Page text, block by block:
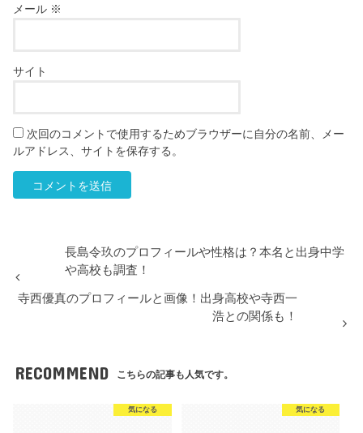
メール ※
サイト
次回のコメントで使用するためブラウザーに自分の名前、メー
ルアドレス、サイトを保存する。
長島令玖のプロフィールや性格は？本名と出身中学
や高校も調査！
寺西優真のプロフィールと画像！出身高校や寺西一
浩との関係も！
RECOMMEND こちらの記事も人気です。
気になる 気になる